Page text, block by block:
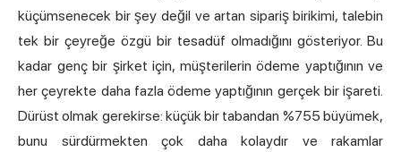
küçümsenecek bir şey değil ve artan sipariş birikimi, talebin
tek bir çeyreğe özgü bir tesadüf olmadığını gösteriyor. Bu
kadar genç bir şirket için, müşterilerin ödeme yaptığının ve
her çeyrekte daha fazla ödeme yaptığının gerçek bir işareti.
Dürüst olmak gerekirse: küçük bir tabandan %755 büyümek,
bunu sürdürmekten çok daha kolaydır ve rakamlar